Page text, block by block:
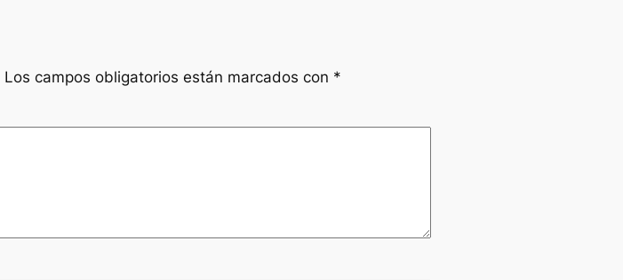
Los campos obligatorios están marcados con *